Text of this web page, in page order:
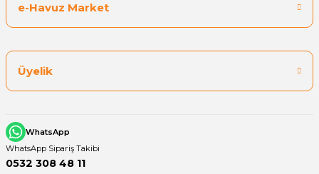
e-Havuz Market
Üyelik
WhatsApp
WhatsApp Sipariş Takibi
0532 308 48 11